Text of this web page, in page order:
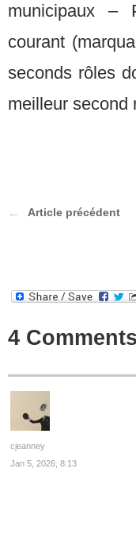
municipaux –
courant
seconds rôles
meilleur second
Article précédent
4 Comments
cjeanney
Jan 5, 2026, 8:13